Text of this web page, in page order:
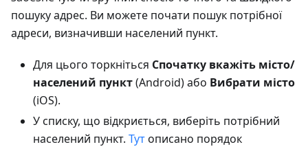
пошуку адрес. Ви можете почати пошук потрібної
адреси, визначивши населений пункт.
Для цього торкніться Спочатку вкажіть місто/
населений пункт(Android) або Вибрати місто
(iOS).
У списку, що відкриється, виберіть потрібний
населений пункт. Тутописано порядок